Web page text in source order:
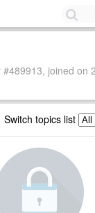
joined on
Switch topics list